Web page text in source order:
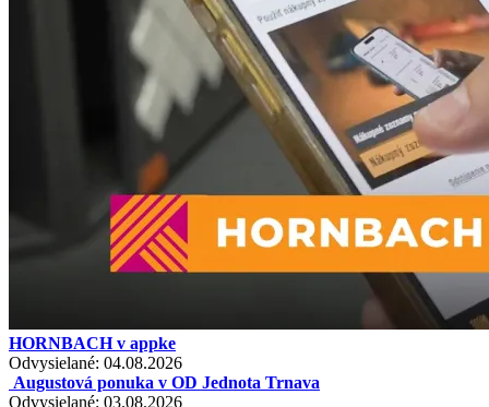
HORNBACH v appke
Odvysielané: 04.08.2026
Augustová ponuka v OD Jednota Trnava
Odvysielané: 03.08.2026